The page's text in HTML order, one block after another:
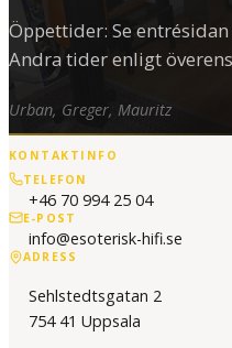
Öppettider: Se
Andra tider enligt
Urban, Greger, Mauritz
KONTAKTINFO
TELEFON
+46 70 994 25 04
E-POST
info@esoterisk-hifi.se
ADRESS
Sehlstedtsgatan 2
754 41 Uppsala